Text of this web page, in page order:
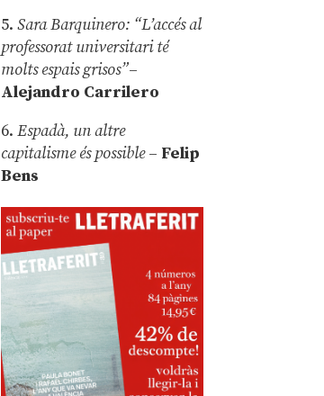
5.Sara Barquinero: “L’accés al
professorat universitari té
molts espais grisos”–
Alejandro Carrilero
6.Espadà, un altre
capitalisme és possible – Felip
Bens